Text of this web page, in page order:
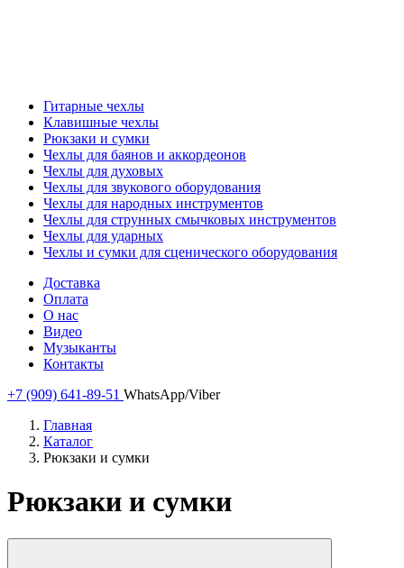
Гитарные чехлы
Клавишные чехлы
Рюкзаки и сумки
Чехлы для баянов и аккордеонов
Чехлы для духовых
Чехлы для звукового оборудования
Чехлы для народных инструментов
Чехлы для струнных смычковых инструментов
Чехлы для ударных
Чехлы и сумки для сценического оборудования
Доставка
Оплата
О нас
Видео
Музыканты
Контакты
+7 (909) 641-89-51 WhatsApp/Viber
Главная
Каталог
Рюкзаки и сумки
Рюкзаки и сумки